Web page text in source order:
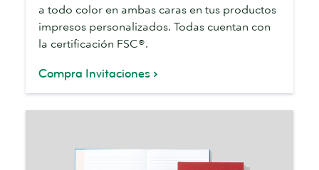
a todo color en ambas caras en tus productos
impresos personalizados. Todas cuentan con
la certificación FSC®.
Compra Invitaciones